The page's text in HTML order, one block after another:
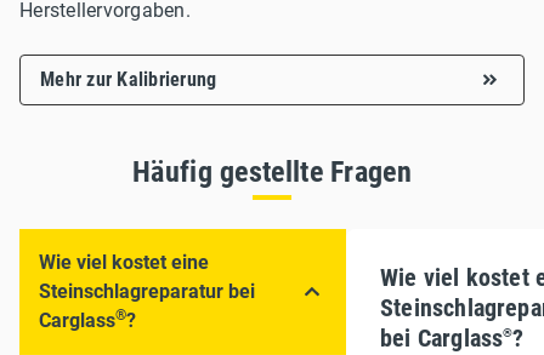
Herstellervorgaben.
Mehr zur Kalibrierung
Häufig gestellte Fragen
Wie viel kostet eine
Steinschlagreparatur bei
Carglass®?
Wie viel kostet
bei Carglass®?